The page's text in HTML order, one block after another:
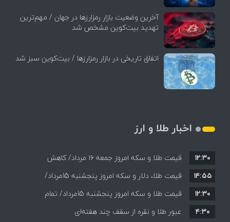
آخرین وضعیت بازار رمزارزها در جهان / مهم‌ترین
تهدید بیت‌کوین مشخص شد
اتفاق تاریخی در بازار رمزارزها / بیت‌کوین سبز شد
اخبار طلا و ارز
قیمت طلا و سکه امروز جمعه ۱۶ مرداد/ کاهش
قیمت ها+ جدول و جزییات
۱۲:۳۰
قیمت طلا، دلار و سکه امروز پنجشنبه 15مرداد/
افزایش قیمت ها + جدول
۱۴:۵۵
قیمت طلا و سکه امروز پنجشنبه 15مرداد/ تمام
قیمت ها بر مدار افزایش + جدول
۱۲:۳۰
عبور طلا و نقره از سقف چند هفته‌ای
۴:۳۰